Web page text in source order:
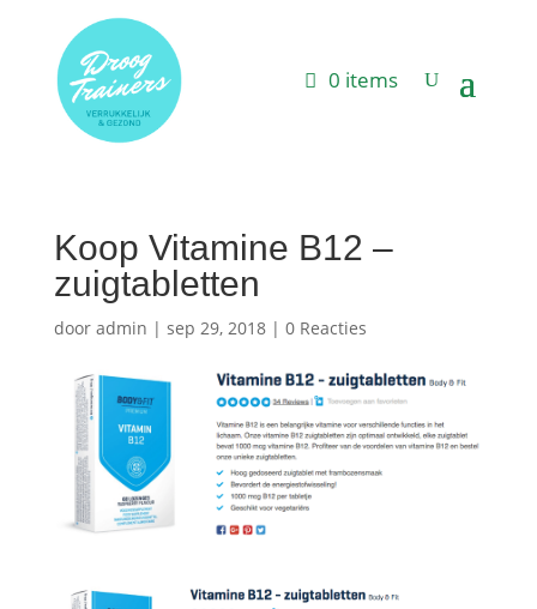
0 items
Koop Vitamine B12 –
zuigtabletten
door admin | sep 29, 2018| 0 Reacties